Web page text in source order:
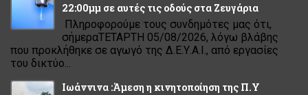
22:00μμ σε αυτές τις οδούς στα Ζευγάρια
Πληροφορούμε τους συνδημότες μας ότι,
σήμεραΤΕΤΑΡΤΗ 05/08/2026, λόγω βλάβης
που προκλήθηκε σε αγωγό της Δ.Ε.Υ.Α.Ι., από εργασίες
του δικτύο...
Ιωάννινα :Άμεση η κινητοποίηση της Π.Υ